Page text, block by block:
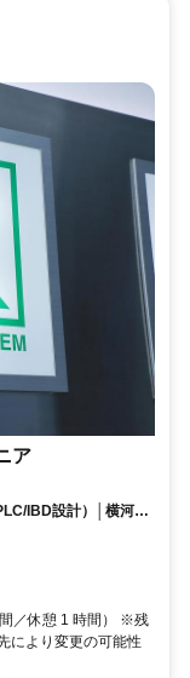
ア
IBD設計）│横河
60代活躍中│世田谷
／休憩 1 時間） ※残
により変更の可能性